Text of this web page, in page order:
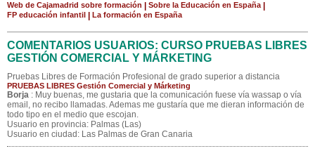
Web de Cajamadrid sobre formación Sobre la Educación en España
FP educación infantil La formación en España
COMENTARIOS USUARIOS: CURSO PRUEBAS LIBRES
GESTIÓN COMERCIAL Y MÁRKETING
Pruebas Libres de Formación Profesional de grado superior a distancia
PRUEBAS LIBRES Gestión Comercial y Márketing
Borja : Muy buenas, me gustaria que la comunicación fuese vía wassap o vía
email, no recibo llamadas. Ademas me gustaría que me dieran información de
todo tipo en el medio que escojan.
Usuario en provincia: Palmas (Las)
Usuario en ciudad: Las Palmas de Gran Canaria